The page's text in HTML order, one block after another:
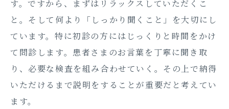
す。ですから、まずはリラックスしていただくこ
と。そして何より「しっかり聞くこと」を大切にし
ています。特に初診の方にはじっくりと時間をかけ
て問診します。患者さまのお言葉を丁寧に聞き取
り、必要な検査を組み合わせていく。その上で納得
いただけるまで説明をすることが重要だと考えてい
ます。